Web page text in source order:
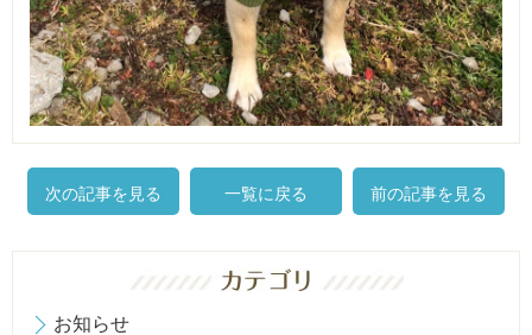
次の記事を見る 一覧に戻る 前の記事を見る
お知らせ